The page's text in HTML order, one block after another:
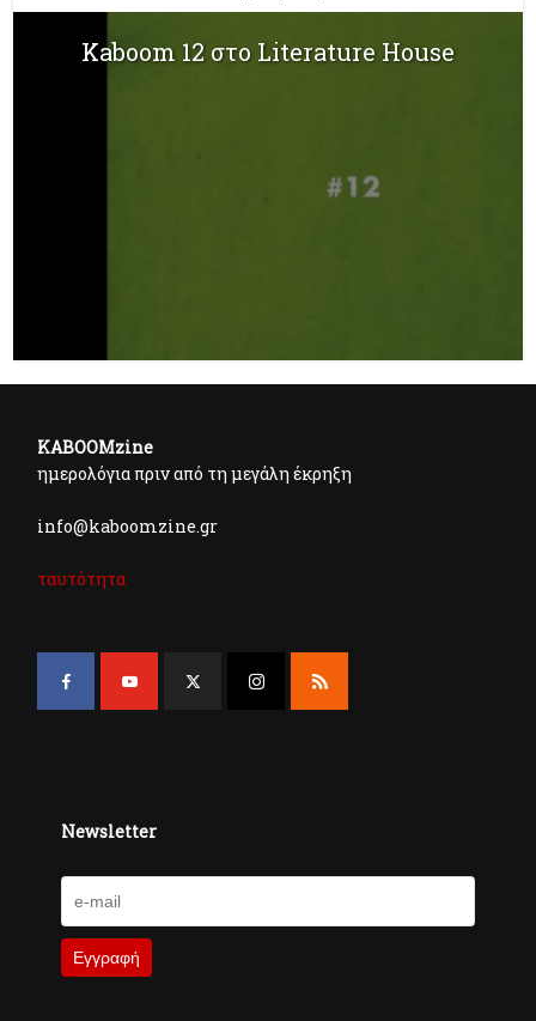
Kaboom 12 στο Literature House
KABOOMzine
ημερολόγια πριν από τη μεγάλη έκρηξη
info@kaboomzine.gr
ταυτότητα
Newsletter